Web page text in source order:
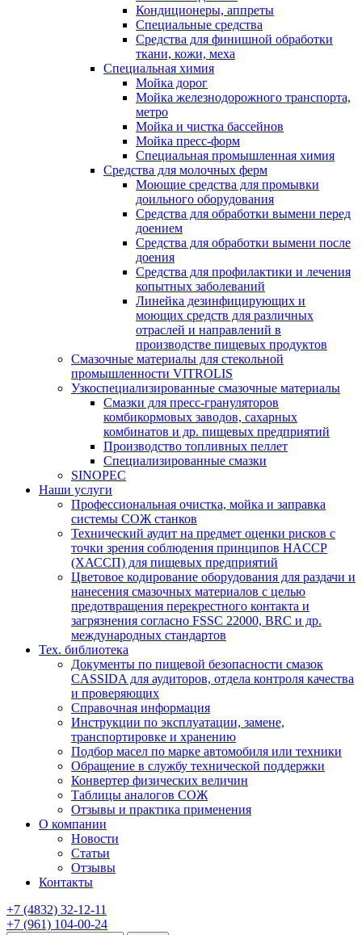
Кондиционеры, аппреты
Специальные средства
Средства для финишной обработки
ткани, кожи, меха
Специальная химия
Мойка дорог
Мойка железнодорожного транспорта,
метро
Мойка и чистка бассейнов
Мойка пресс-форм
Специальная промышленная химия
Средства для молочных ферм
Моющие средства для промывки
доильного оборудования
Средства для обработки вымени перед
доением
Средства для обработки вымени после
доения
Средства для профилактики и лечения
копытных заболеваний
Линейка дезинфицирующих и
моющих средств для различных
отраслей и направлений в
производстве пищевых продуктов
Смазочные материалы для стекольной
промышленности VITROLIS
Узкоспециализированные смазочные материалы
Смазки для пресс-грануляторов
комбикормовых заводов, сахарных
комбинатов и др. пищевых предприятий
Производство топливных пеллет
Специализированные смазки
SINOPEC
Наши услуги
Профессиональная очистка, мойка и заправка
системы СОЖ станков
Технический аудит на предмет оценки рисков с
точки зрения соблюдения принципов HACCP
(ХАССП) для пищевых предприятий
Цветовое кодирование оборудования для раздачи и
нанесения смазочных материалов с целью
предотвращения перекрестного контакта и
загрязнения согласно FSSC 22000, BRC и др.
международных стандартов
Тех. библиотека
Документы по пищевой безопасности смазок
CASSIDA для аудиторов, отдела контроля качества
и проверяющих
Справочная информация
Инструкции по эксплуатации, замене,
транспортировке и хранению
Подбор масел по марке автомобиля или техники
Обращение в службу технической поддержки
Конвертер физических величин
Таблицы аналогов СОЖ
Отзывы и практика применения
О компании
Новости
Статьи
Отзывы
Контакты
+7 (4832) 32-12-11
+7 (961) 104-00-24